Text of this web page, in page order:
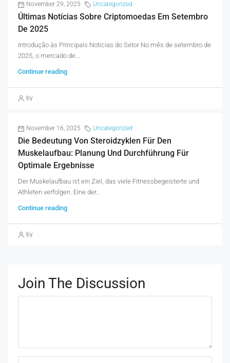
November 29, 2025 Uncategorized
Últimas Notícias Sobre Criptomoedas Em Setembro
De 2025
Introdução às Principais Noticias do Setor No mês de setembro de
2025, o mercado de...
Continue reading
by
November 16, 2025 Uncategorized
Die Bedeutung Von Steroidzyklen Für Den
Muskelaufbau: Planung Und Durchführung Für
Optimale Ergebnisse
Der Muskelaufbau ist ein Ziel, das viele Fitnessbegeisterte und
Athleten verfolgen. Eine der...
Continue reading
by
Join The Discussion